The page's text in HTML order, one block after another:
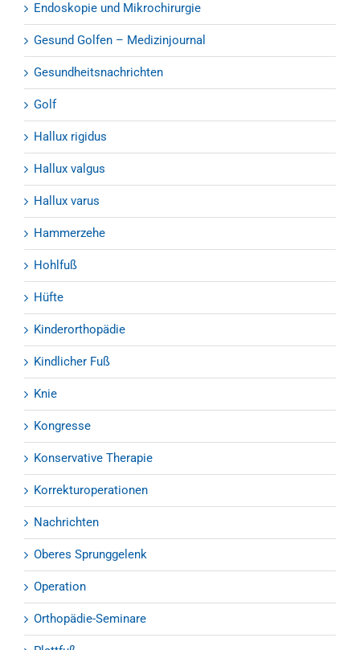
Endoskopie und Mikrochirurgie
Gesund Golfen – Medizinjournal
Gesundheitsnachrichten
Golf
Hallux rigidus
Hallux valgus
Hallux varus
Hammerzehe
Hohlfuß
Hüfte
Kinderorthopädie
Kindlicher Fuß
Knie
Kongresse
Konservative Therapie
Korrekturoperationen
Nachrichten
Oberes Sprunggelenk
Operation
Orthopädie-Seminare